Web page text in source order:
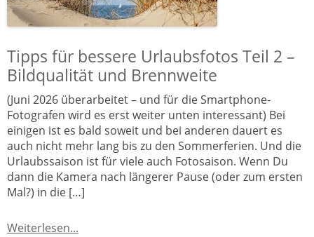
Tipps für bessere Urlaubsfotos Teil 2 –
Bildqualität und Brennweite
(Juni 2026 überarbeitet – und für die Smartphone-
Fotografen wird es erst weiter unten interessant) Bei
einigen ist es bald soweit und bei anderen dauert es
auch nicht mehr lang bis zu den Sommerferien. Und die
Urlaubssaison ist für viele auch Fotosaison. Wenn Du
dann die Kamera nach längerer Pause (oder zum ersten
Mal?) in die […]
Weiterlesen...